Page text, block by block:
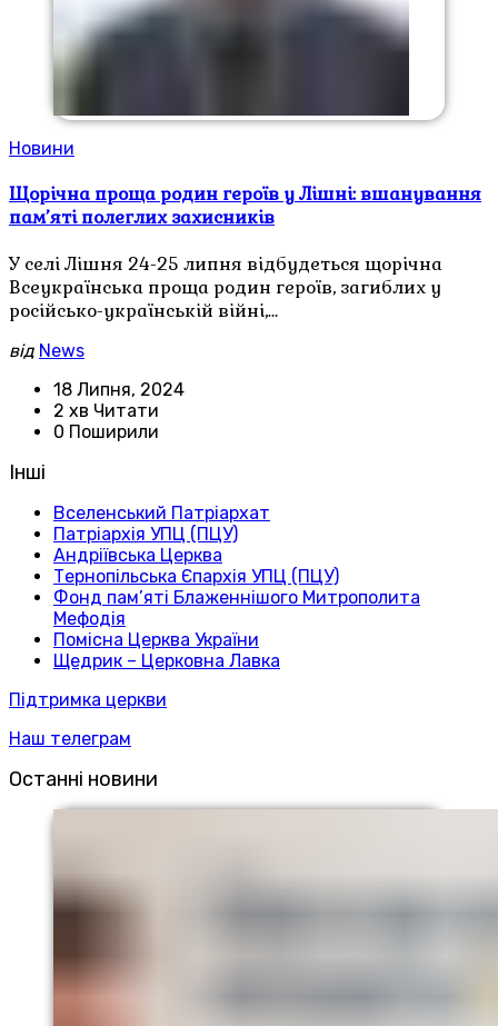
Новини
Щорічна проща родин героїв у Лішні: вшанування
пам’яті полеглих захисників
У селі Лішня 24-25 липня відбудеться щорічна
Всеукраїнська проща родин героїв, загиблих у
російсько-українській війні,…
від News
18 Липня, 2024
2 хв Читати
0 Поширили
Інші
Вселенський Патріархат
Патріархія УПЦ (ПЦУ)
Андріївська Церква
Тернопільська Єпархія УПЦ (ПЦУ)
Фонд пам’яті Блаженнішого Митрополита
Мефодія
Помісна Церква України
Щедрик – Церковна Лавка
Підтримка церкви
Наш телеграм
Останні новини